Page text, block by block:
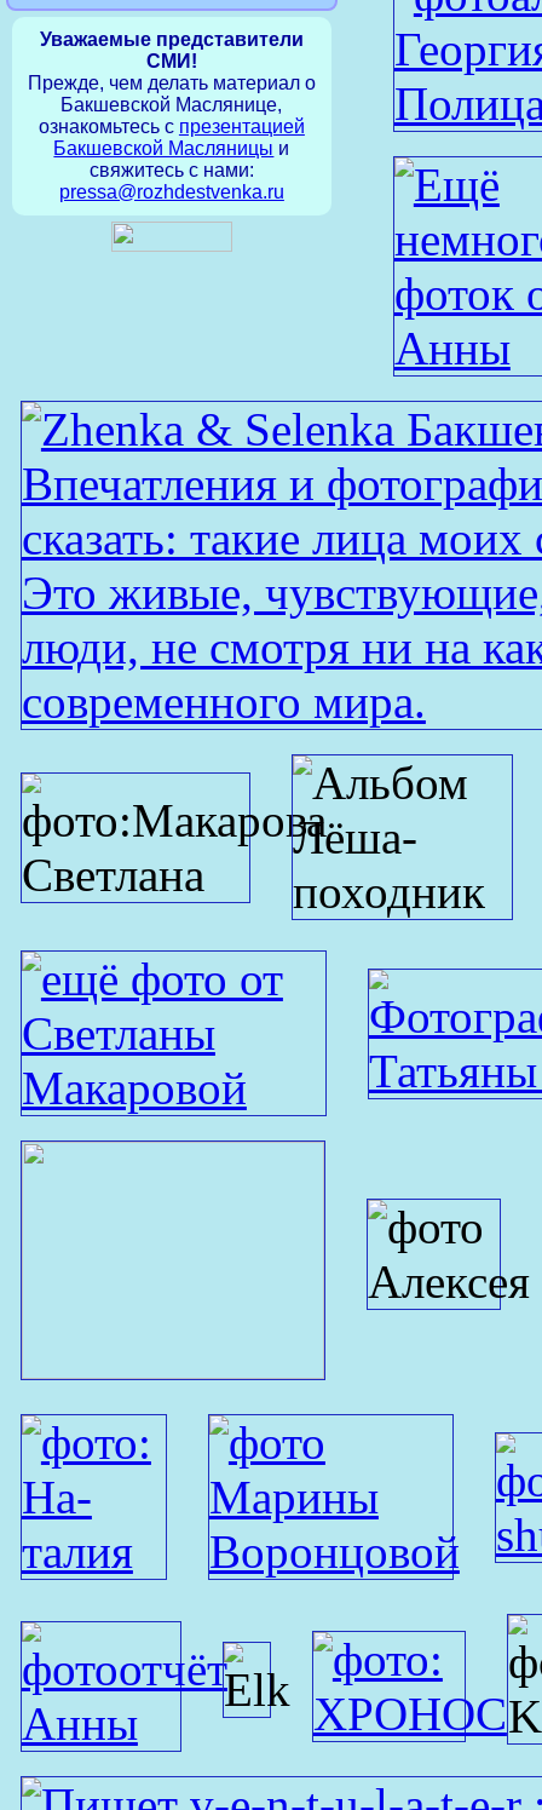
Уважаемые представители
СМИ!
Прежде, чем делать материал о
Бакшевской Маслянице,
ознакомьтесь с презентацией
Бакшевской Масляницы и
свяжитесь с нами:
pressa@rozhdestvenka.ru